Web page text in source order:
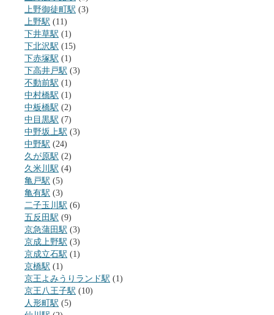
上野御徒町駅 (3)
上野駅 (11)
下井草駅 (1)
下北沢駅 (15)
下赤塚駅 (1)
下高井戸駅 (3)
不動前駅 (1)
中村橋駅 (1)
中板橋駅 (2)
中目黒駅 (7)
中野坂上駅 (3)
中野駅 (24)
久が原駅 (2)
久米川駅 (4)
亀戸駅 (5)
亀有駅 (3)
二子玉川駅 (6)
五反田駅 (9)
京急蒲田駅 (3)
京成上野駅 (3)
京成立石駅 (1)
京橋駅 (1)
京王よみうりランド駅 (1)
京王八王子駅 (10)
人形町駅 (5)